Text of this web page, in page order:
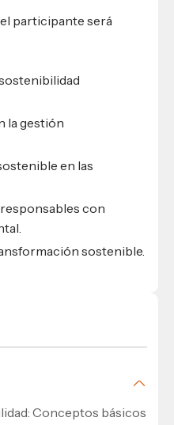
participante será
la gestión
en las
con
sostenible.
Conceptos básicos